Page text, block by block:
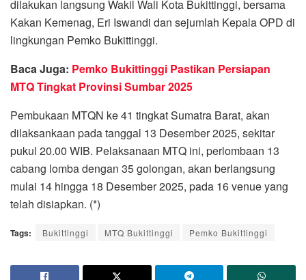
dilakukan langsung Wakil Wali Kota Bukittinggi, bersama
Kakan Kemenag, Eri Iswandi dan sejumlah Kepala OPD di
lingkungan Pemko Bukittinggi.
Baca Juga: Pemko Bukittinggi Pastikan Persiapan
MTQ Tingkat Provinsi Sumbar 2025
Pembukaan MTQN ke 41 tingkat Sumatra Barat, akan
dilaksankaan pada tanggal 13 Desember 2025, sekitar
pukul 20.00 WIB. Pelaksanaan MTQ ini, perlombaan 13
cabang lomba dengan 35 golongan, akan berlangsung
mulai 14 hingga 18 Desember 2025, pada 16 venue yang
telah disiapkan. (*)
Tags: Bukittinggi MTQ Bukittinggi Pemko Bukittinggi